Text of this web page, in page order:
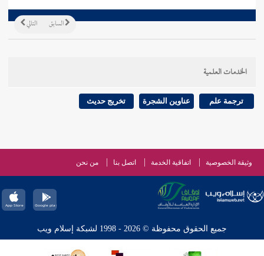
التالي السابق
الخدمات العلمية
ترجمة علم عناوين الشجرة تخريج حديث
وثيقة الخصوصية اتفاقية الخدمة اتصل بنا من نحن
جميع الحقوق محفوظة © 2026 - 1998 لشبكة إسلام ويب